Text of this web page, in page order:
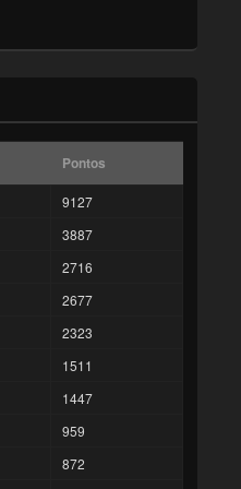
Pontos
9127
3887
2716
2677
2323
1511
1447
959
872